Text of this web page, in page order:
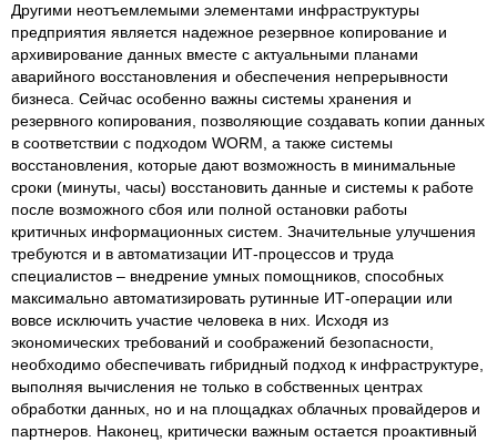
Другими неотъемлемыми элементами инфраструктуры
предприятия является надежное резервное копирование и
архивирование данных вместе с актуальными планами
аварийного восстановления и обеспечения непрерывности
бизнеса. Сейчас особенно важны системы хранения и
резервного копирования, позволяющие создавать копии данных
в соответствии с подходом WORM, а также системы
восстановления, которые дают возможность в минимальные
сроки (минуты, часы) восстановить данные и системы к работе
после возможного сбоя или полной остановки работы
критичных информационных систем. Значительные улучшения
требуются и в автоматизации ИТ-процессов и труда
специалистов – внедрение умных помощников, способных
максимально автоматизировать рутинные ИТ-операции или
вовсе исключить участие человека в них. Исходя из
экономических требований и соображений безопасности,
необходимо обеспечивать гибридный подход к инфраструктуре,
выполняя вычисления не только в собственных центрах
обработки данных, но и на площадках облачных провайдеров и
партнеров. Наконец, критически важным остается проактивный